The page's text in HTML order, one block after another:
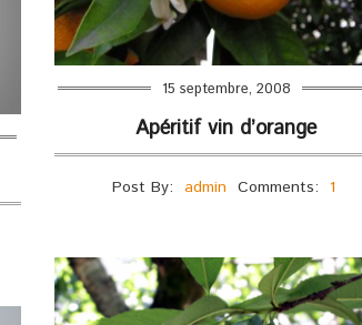
15 septembre, 2008
Apéritif vin d’orange
Post By: admin Comments: 1